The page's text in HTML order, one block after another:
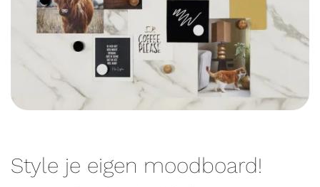
Style je eigen moodboard!